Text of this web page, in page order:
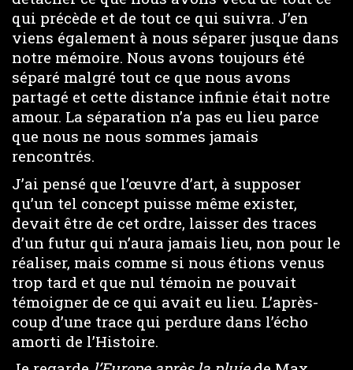
qui précède et de tout ce qui suivra. J’en
viens également à nous séparer jusque dans
notre mémoire. Nous avons toujours été
séparé malgré tout ce que nous avons
partagé et cette distance infinie était notre
amour. La séparation n’a pas eu lieu parce
que nous ne nous sommes jamais
rencontrés.
J’ai pensé que l’œuvre d’art, à supposer
qu’un tel concept puisse même exister,
devait être de cet ordre, laisser des traces
d’un futur qui n’aura jamais lieu, non pour le
réaliser, mais comme si nous étions venus
trop tard et que nul témoin ne pouvait
témoigner de ce qui avait eu lieu. L’après-
coup d’une trace qui perdure dans l’écho
amorti de l’Histoire.